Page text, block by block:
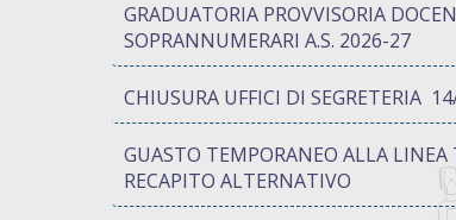
GRADUATORIA PROVVISORIA
SOPRANNUMERARI A.S. 2026-27
CHIUSURA UFFICI DI SEGRETERIA
GUASTO TEMPORANEO ALLA LINEA
RECAPITO ALTERNATIVO